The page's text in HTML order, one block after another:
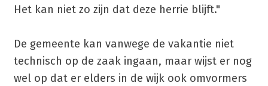
Het kan niet zo zijn dat deze herrie blijft."
De gemeente kan vanwege de vakantie niet
technisch op de zaak ingaan, maar wijst er nog
wel op dat er elders in de wijk ook omvormers